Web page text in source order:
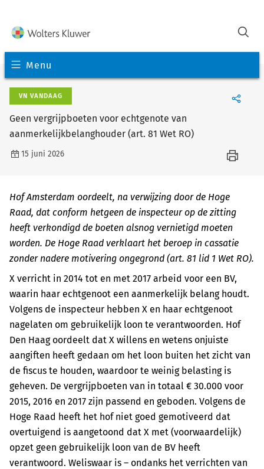
Menu
VN VANDAAG
Geen vergrijpboeten voor echtgenote van
aanmerkelijkbelanghouder (art. 81 Wet RO)
15 juni 2026
Hof Amsterdam oordeelt, na verwijzing door de Hoge
Raad, dat conform hetgeen de inspecteur op de zitting
heeft verkondigd de boeten alsnog vernietigd moeten
worden. De Hoge Raad verklaart het beroep in cassatie
zonder nadere motivering ongegrond (art. 81 lid 1 Wet RO).
X verricht in 2014 tot en met 2017 arbeid voor een BV,
waarin haar echtgenoot een aanmerkelijk belang houdt.
Volgens de inspecteur hebben X en haar echtgenoot
nagelaten om gebruikelijk loon te verantwoorden. Hof
Den Haag oordeelt dat X willens en wetens onjuiste
aangiften heeft gedaan om het loon buiten het zicht van
de fiscus te houden, waardoor te weinig belasting is
geheven. De vergrijpboeten van in totaal € 30.000 voor
2015, 2016 en 2017 zijn passend en geboden. Volgens de
Hoge Raad heeft het hof niet goed gemotiveerd dat
overtuigend is aangetoond dat X met (voorwaardelijk)
opzet geen gebruikelijk loon van de BV heeft
verantwoord. Weliswaar is – ondanks het verrichten van